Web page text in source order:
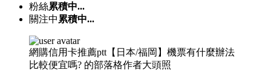
粉絲累積中...
關注中 累積中...
網購信用卡推薦ptt【日本/福岡】機票有什麼辦法
比較便宜嗎? 的部落格作者大頭照